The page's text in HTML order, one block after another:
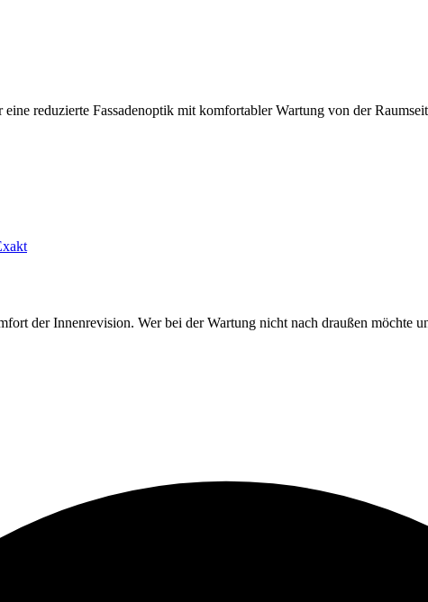
reduzierte Fassadenoptik mit komfortabler Wartung von der
der Innenrevision. Wer bei der Wartung nicht nach draußen möchte